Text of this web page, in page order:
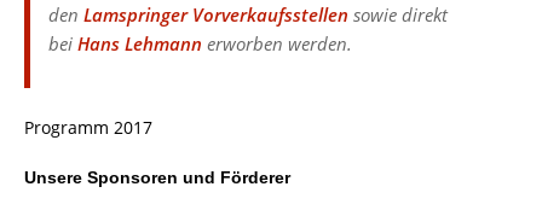
den Lamspringer Vorverkaufsstellen sowie direkt
bei Hans Lehmann erworben werden.
Programm 2017
Unsere Sponsoren und Förderer